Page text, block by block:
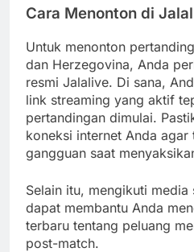
Cara Menonton di
Untuk menonton
dan Herzegovina, Anda
resmi Jalalive. Di sana,
link streaming yang aktif
pertandingan dimulai.
koneksi internet Anda agar
gangguan saat
Selain itu, mengikuti
dapat membantu Anda
terbaru tentang peluang
post-match.